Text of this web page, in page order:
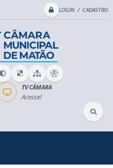
LOGIN / CADASTRO
TV CÂMARA
Acesse!